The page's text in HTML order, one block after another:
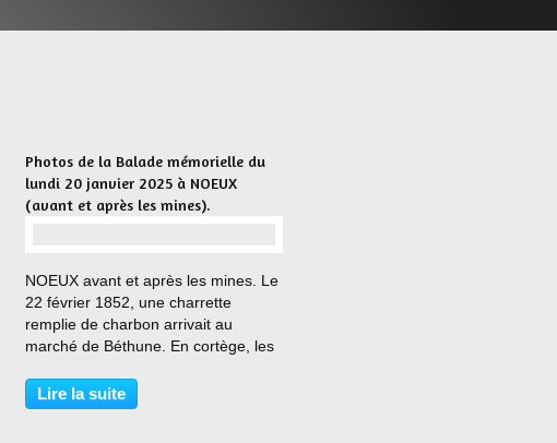
Photos de la Balade mémorielle du
lundi 20 janvier 2025 à NOEUX
(avant et après les mines).
NOEUX avant et après les mines. Le
22 février 1852, une charrette
remplie de charbon arrivait au
marché de Béthune. En cortège, les
apportaient les premières gaillettes
extraites de leur sous-sol pour les
Lire la suite